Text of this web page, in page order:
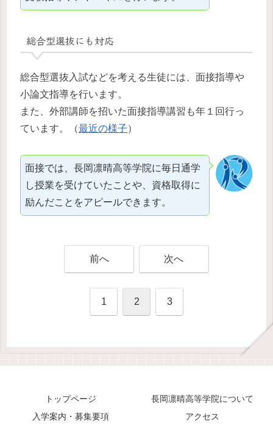
総合型選抜にも対応
総合型選抜入試などを考える生徒には、面接指導や
小論文指導を行います。
また、外部講師を招いた面接指導講習も年１回行っ
ています。（最近の様子）
面接では、長岡凛晴高等学院に毎日通学
し授業を受けていたことや、資格取得に
励んだことをアピールできます。
前へ 次へ
1 2 3
トップページ
長岡凛晴高等学院について
入学案内・募集要項
アクセス